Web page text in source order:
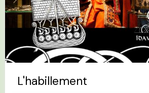
L'habillement